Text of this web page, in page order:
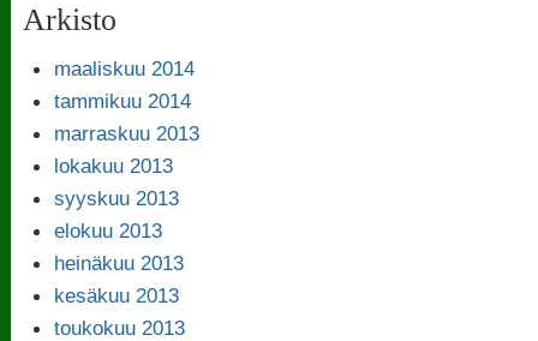
Arkisto
maaliskuu 2014
tammikuu 2014
marraskuu 2013
lokakuu 2013
syyskuu 2013
elokuu 2013
heinäkuu 2013
kesäkuu 2013
toukokuu 2013